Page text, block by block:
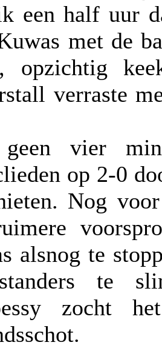
een half uur
met de
opzichtig
verraste
vier
op 2-0
Nog
alsnog te
te
zocht